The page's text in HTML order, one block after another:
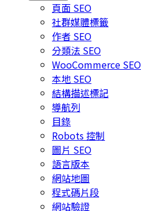
頁面 SEO
社群媒體標籤
作者 SEO
分類法 SEO
WooCommerce SEO
本地 SEO
結構描述標記
導航列
目錄
Robots 控制
圖片 SEO
語言版本
網站地圖
程式碼片段
網站驗證